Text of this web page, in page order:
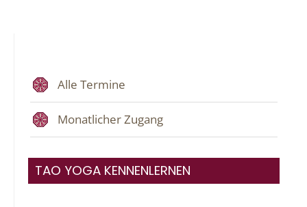
Alle Termine
Monatlicher Zugang
TAO YOGA KENNENLERNEN